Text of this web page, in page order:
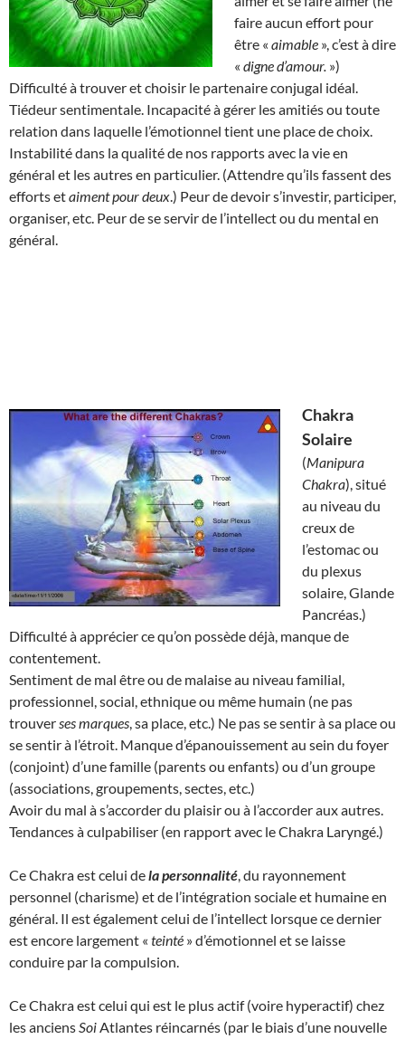
faire aucun effort pour
être « aimable », c’est à dire
« digne d’amour. »)
Difficulté à trouver et choisir le partenaire conjugal idéal.
Tiédeur sentimentale. Incapacité à gérer les amitiés ou toute
relation dans laquelle l’émotionnel tient une place de choix.
Instabilité dans la qualité de nos rapports avec la vie en
général et les autres en particulier. (Attendre qu’ils fassent des
efforts etaiment pour deux.) Peur de devoir s’investir, participer,
organiser, etc. Peur de se servir de l’intellect ou du mental en
général.
Chakra
Solaire
(Manipura
Chakra), situé
au niveau du
creux de
l’estomac ou
du plexus
solaire, Glande
Pancréas.)
Difficulté à apprécier ce qu’on possède déjà, manque de
contentement.
Sentiment de mal être ou de malaise au niveau familial,
professionnel, social, ethnique ou même humain (ne pas
trouverses marques, sa place, etc.) Ne pas se sentir à sa place ou
se sentir à l’étroit. Manque d’épanouissement au sein du foyer
(conjoint) d’une famille (parents ou enfants) ou d’un groupe
(associations, groupements, sectes, etc.)
Avoir du mal à s’accorder du plaisir ou à l’accorder aux autres.
Tendances à culpabiliser (en rapport avec le Chakra Laryngé.)
Ce Chakra est celui dela personnalité, du rayonnement
personnel (charisme) et de l’intégration sociale et humaine en
général. Il est également celui de l’intellect lorsque ce dernier
est encore largement « teinté » d’émotionnel et se laisse
conduire par la compulsion.
Ce Chakra est celui qui est le plus actif (voire hyperactif) chez
les anciensSoiAtlantes réincarnés (par le biais d’une nouvelle